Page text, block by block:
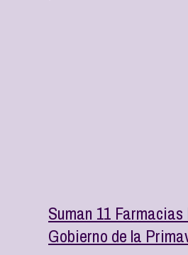
Suman 11
Gobierno de la